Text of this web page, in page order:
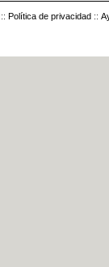
:: Política de privacidad ::